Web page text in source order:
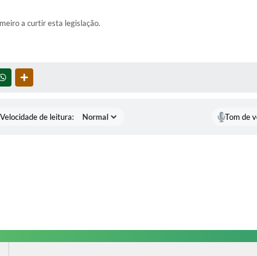
a curtir esta legislação.
WHATSAPP
Velocidade de leitura: Tom de